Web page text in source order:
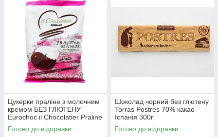
Цукерки праліне з молочним
кремом БЕЗ ГЛЮТЕНУ
Eurochoc il Chocolatier Praline
Bianco 100г Іспанія
Готово до відправки
Шоколад чорний без глютену
Torras Postres 70% какао
Іспанія 300г
Готово до відправки